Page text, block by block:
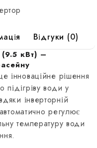
Відгуки (0)
кВт) –
інноваційне рішення
підігріву води у
інверторній
регулює
температуру води